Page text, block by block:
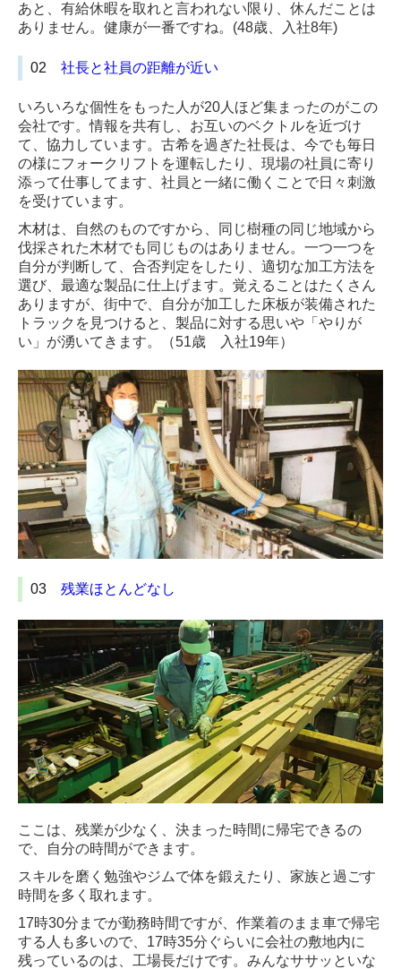
あと、有給休暇を取れと言われない限り、休んだことは
ありません。健康が一番ですね。(48歳、入社8年)
02 社長と社員の距離が近い
いろいろな個性をもった人が20人ほど集まったのがこの
会社です。情報を共有し、お互いのベクトルを近づけ
て、協力しています。古希を過ぎた社長は、今でも毎日
の様にフォークリフトを運転したり、現場の社員に寄り
添って仕事してます、社員と一緒に働くことで日々刺激
を受けています。
木材は、自然のものですから、同じ樹種の同じ地域から
伐採された木材でも同じものはありません。一つ一つを
自分が判断して、合否判定をしたり、適切な加工方法を
選び、最適な製品に仕上げます。覚えることはたくさん
ありますが、街中で、自分が加工した床板が装備された
トラックを見つけると、製品に対する思いや「やりが
い」が湧いてきます。（51歳 入社19年）
03 残業ほとんどなし
ここは、残業が少なく、決まった時間に帰宅できるの
で、自分の時間ができます。
スキルを磨く勉強やジムで体を鍛えたり、家族と過ごす
時間を多く取れます。
17時30分までが勤務時間ですが、作業着のまま車で帰宅
する人も多いので、17時35分ぐらいに会社の敷地内に
残っているのは、工場長だけです。みんなササッといな